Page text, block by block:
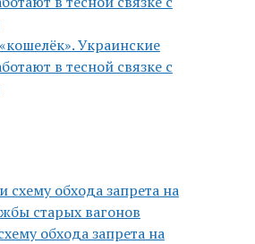
Украинские
в тесной связке с
обхода запрета на